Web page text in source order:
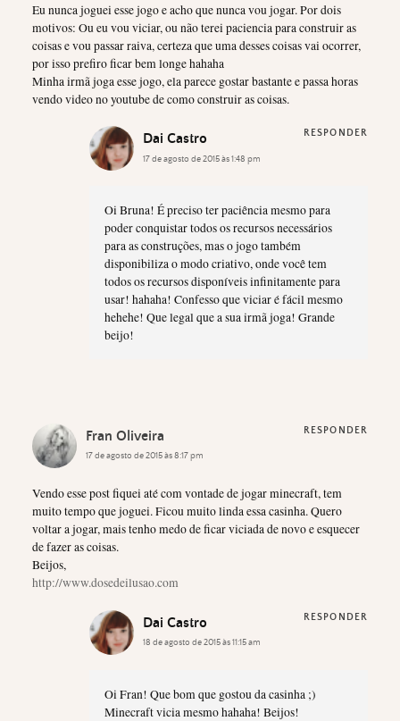
Eu nunca joguei esse jogo e acho que nunca vou jogar. Por dois
motivos: Ou eu vou viciar, ou não terei paciencia para construir as
coisas e vou passar raiva, certeza que uma desses coisas vai ocorrer,
por isso prefiro ficar bem longe hahaha
Minha irmã joga esse jogo, ela parece gostar bastante e passa horas
vendo video no youtube de como construir as coisas.
Dai Castro
17 de agosto de 2015 às 1:48 pm
Oi Bruna! É preciso ter paciência mesmo para
poder conquistar todos os recursos necessários
para as construções, mas o jogo também
disponibiliza o modo criativo, onde você tem
todos os recursos disponíveis infinitamente para
usar! hahaha! Confesso que viciar é fácil mesmo
hehehe! Que legal que a sua irmã joga! Grande
beijo!
RESPONDER
Fran Oliveira
17 de agosto de 2015 às 8:17 pm
Vendo esse post fiquei até com vontade de jogar minecraft, tem
muito tempo que joguei. Ficou muito linda essa casinha. Quero
voltar a jogar, mais tenho medo de ficar viciada de novo e esquecer
de fazer as coisas.
Beijos,
http://www.dosedeilusao.com
RESPONDER
Dai Castro
18 de agosto de 2015 às 11:15 am
Oi Fran! Que bom que gostou da casinha ;)
Minecraft vicia mesmo hahaha! Beijos!
RESPONDER